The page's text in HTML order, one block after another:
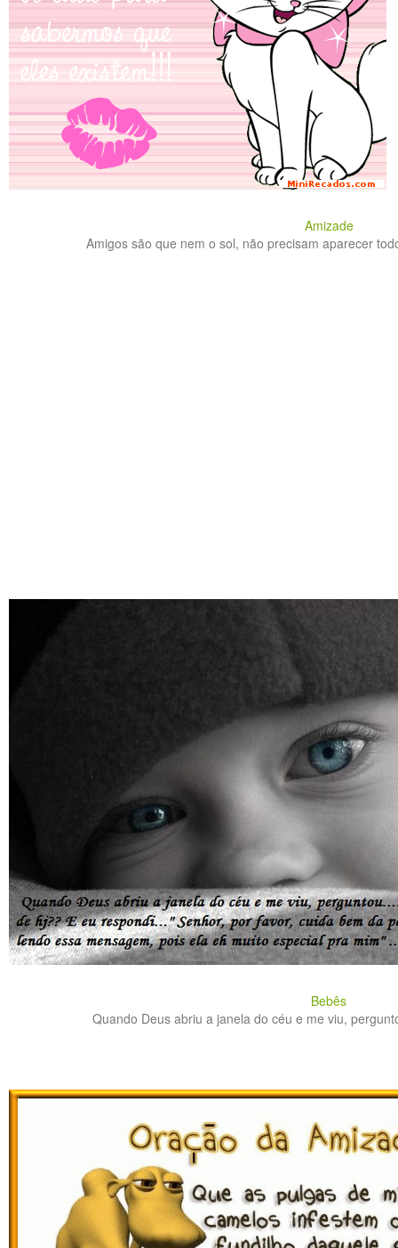
Amizade
Amigos são que nem o sol, não precisam aparecer
Bebês
Quando Deus abriu a janela do céu e me viu,